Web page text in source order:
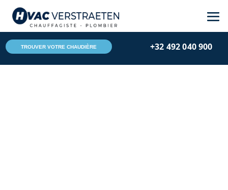
TROUVER VOTRE CHAUDIÈRE +32 492 040 900